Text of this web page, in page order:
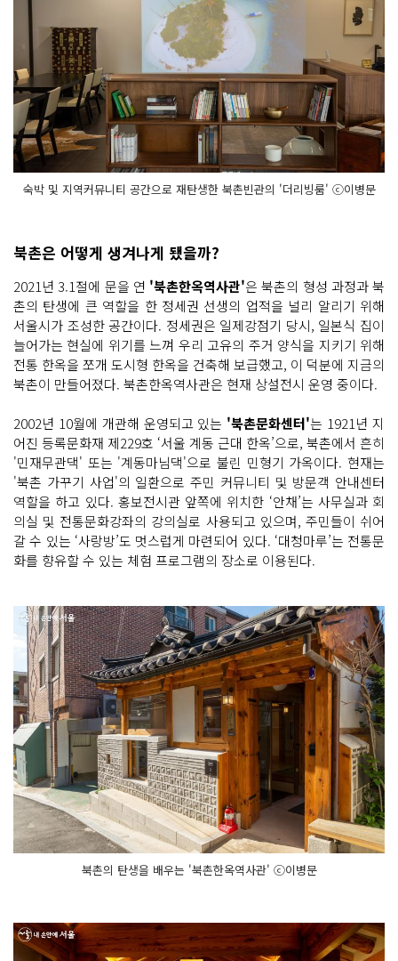
숙박 및 지역커뮤니티 공간으로 재탄생한 북촌빈관의 '더리빙룸' ⓒ이병문
북촌은 어떻게 생겨나게 됐을까?
2021년 3.1절에 문을 연 '북촌한옥역사관'은 북촌의 형성 과정과 북
촌의 탄생에 큰 역할을 한 정세권 선생의 업적을 널리 알리기 위해
서울시가 조성한 공간이다. 정세권은 일제강점기 당시, 일본식 집이
늘어가는 현실에 위기를 느껴 우리 고유의 주거 양식을 지키기 위해
전통 한옥을 쪼개 도시형 한옥을 건축해 보급했고, 이 덕분에 지금의
북촌이 만들어졌다. 북촌한옥역사관은 현재 상설전시 운영 중이다.
2002년 10월에 개관해 운영되고 있는 '북촌문화센터'는 1921년 지
어진 등록문화재 제229호 ‘서울 계동 근대 한옥’으로, 북촌에서 흔히
'민재무관댁' 또는 '계동마님댁'으로 불린 민형기 가옥이다. 현재는
'북촌 가꾸기 사업'의 일환으로 주민 커뮤니티 및 방문객 안내센터
역할을 하고 있다. 홍보전시관 앞쪽에 위치한 ‘안채’는 사무실과 회
의실 및 전통문화강좌의 강의실로 사용되고 있으며, 주민들이 쉬어
갈 수 있는 ‘사랑방’도 멋스럽게 마련되어 있다. ‘대청마루’는 전통문
화를 향유할 수 있는 체험 프로그램의 장소로 이용된다.
북촌의 탄생을 배우는 '북촌한옥역사관' ⓒ이병문